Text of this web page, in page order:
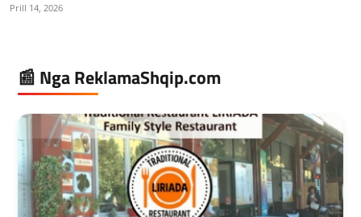
Prill 14, 2026
📰 Nga ReklamaShqip.com